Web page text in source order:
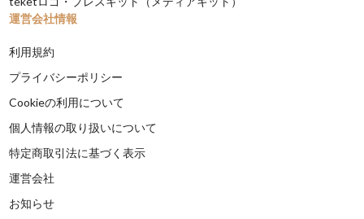
運営会社情報
利用規約
プライバシーポリシー
Cookieの利用について
個人情報の取り扱いについて
特定商取引法に基づく表示
運営会社
お知らせ